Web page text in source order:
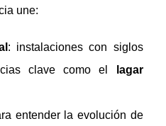
une:
: instalaciones con siglos
clave como el
lagar
entender la evolución de